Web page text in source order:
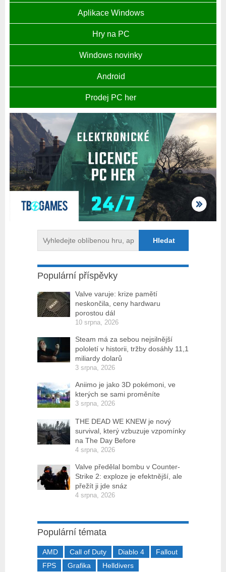
Aplikace Windows
Hry na PC
Windows novinky
Android
Prodej PC her
Populární příspěvky
Valve varuje: krize pamětí
neskončila, ceny hardwaru
porostou dál
10 srpna, 2026
Steam má za sebou nejsilnější
pololetí v historii, tržby dosáhly 11,1
miliardy dolarů
3 srpna, 2026
Aniimo je jako 3D pokémoni, ve
kterých se sami proměníte
3 srpna, 2026
THE DEAD WE KNEW je nový
survival, který vzbuzuje vzpomínky
na The Day Before
4 srpna, 2026
Valve předělal bombu v Counter-
Strike 2: exploze je efektnější, ale
přežít ji jde snáz
4 srpna, 2026
Populární témata
AMD Call of Duty Diablo 4
Fallout
FPS
Grafika
Helldivers